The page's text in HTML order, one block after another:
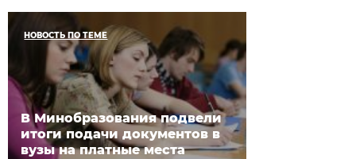
НОВОСТЬ ПО ТЕМЕ
В Минобразования подвели
итоги подачи документов в
вузы на платные места